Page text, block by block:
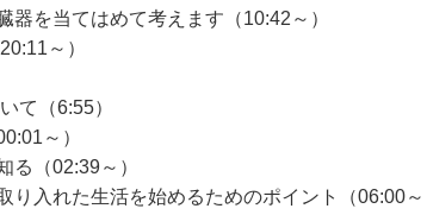
器を当てはめて考えます（10:42～）
～）
て（6:55）
～）
る（02:39～）
り入れた生活を始めるためのポイント（06:00